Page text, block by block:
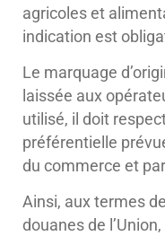
agricoles et
indication est
Le marquage
laissée aux
utilisé, il doit
préférentielle
du commerce et
Ainsi, aux termes
douanes de